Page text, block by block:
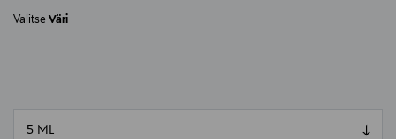
Valitse Väri
null